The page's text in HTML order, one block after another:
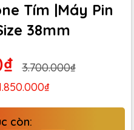
Tím |Máy Pin
38mm
3.700.000₫
còn: